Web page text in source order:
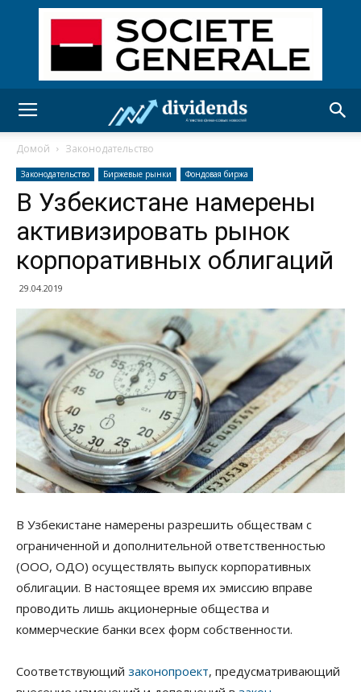
Домой Законодательство
Законодательство Биржевые рынки Фондовая биржа
В Узбекистане намерены
активизировать рынок
корпоративных облигаций
29.04.2019
В Узбекистане намерены разрешить обществам с
ограниченной и дополнительной ответственностью
(ООО, ОДО) осуществлять выпуск корпоративных
облигации. В настоящее время их эмиссию вправе
проводить лишь акционерные общества и
коммерческие банки всех форм собственности.
Соответствующий законопроект, предусматривающий